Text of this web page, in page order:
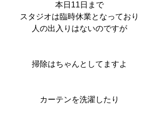
本日11日まで
スタジオは臨時休業となっており
人の出入りはないのですが
掃除はちゃんとしてますよ
カーテンを洗濯したり